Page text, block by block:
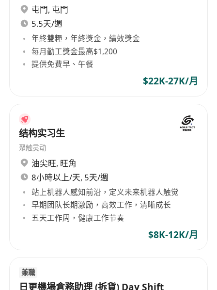
considered as Project Engineer
Proficiency in AutoCAD and Microsoft Office
Good commands of English and Chinese
languages
Holder of valid green card
Office Hours: Mon to Fri: 9:00-18:00, Sat: 9:00-
屯門, 屯門
5.5天/週
年終雙糧，年終獎金，績效獎金
每月勤工獎金最高$1,200
提供免費早、午餐
$22K-27K/月
结构实习生
聚触灵动
油尖旺, 旺角
8小時以上/天, 5天/週
站上机器人感知前沿，定义未来机器人触觉
早期团队长期激励，高效工作，清晰成长
五天工作周，健康工作节奏
$8K-12K/月
兼職
日更機場倉務助理 (拆貨) Day Shift